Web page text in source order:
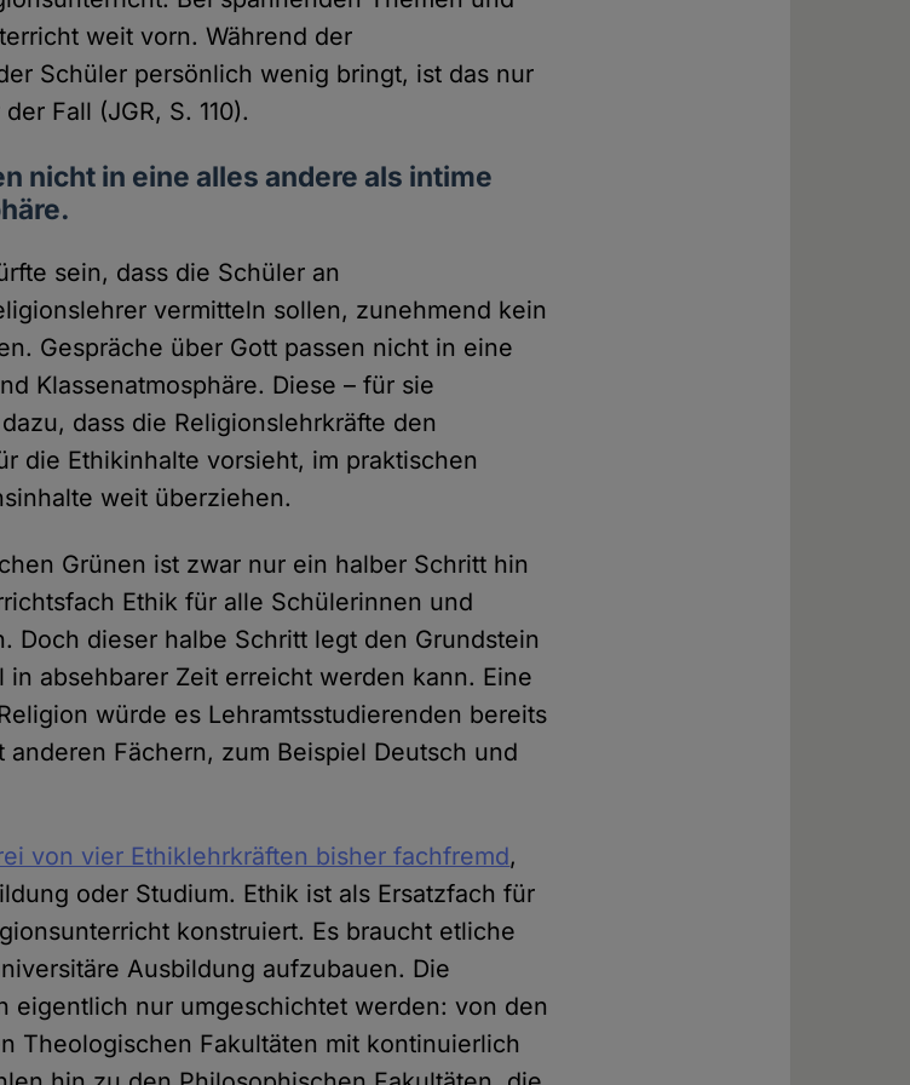
weit vorn. Während der
Schüler persönlich wenig bringt, ist das nur
Fall (JGR, S. 110).
nicht in eine alles andere als intime
sein, dass die Schüler an
vermitteln sollen, zunehmend kein
Gespräche über Gott passen nicht in eine
Klassenatmosphäre. Diese – für sie
dass die Religionslehrkräfte den
die Ethikinhalte vorsieht, im praktischen
weit überziehen.
Grünen ist zwar nur ein halber Schritt hin
Ethik für alle Schülerinnen und
Doch dieser halbe Schritt legt den Grundstein
in absehbarer Zeit erreicht werden kann. Eine
würde es Lehramtsstudierenden bereits
Fächern, zum Beispiel Deutsch und
von vier Ethiklehrkräften bisher fachfremd,
oder Studium. Ethik ist als Ersatzfach für
konstruiert. Es braucht etliche
Ausbildung aufzubauen. Die
eigentlich nur umgeschichtet werden: von den
Theologischen Fakultäten mit kontinuierlich